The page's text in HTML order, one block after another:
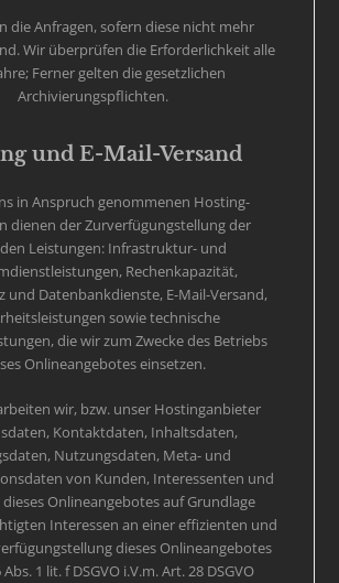
die Anfragen, sofern diese nicht mehr
Wir überprüfen die Erforderlichkeit alle
Ferner gelten die gesetzlichen
Archivierungspflichten.
und E-Mail-Versand
in Anspruch genommenen Hosting-
dienen der Zurverfügungstellung der
Leistungen: Infrastruktur- und
Rechenkapazität,
und Datenbankdienste, E-Mail-Versand,
sowie technische
die wir zum Zwecke des Betriebs
Onlineangebotes einsetzen.
wir, bzw. unser Hostinganbieter
Kontaktdaten, Inhaltsdaten,
Nutzungsdaten, Meta- und
von Kunden, Interessenten und
dieses Onlineangebotes auf Grundlage
Interessen an einer effizienten und
dieses Onlineangebotes
1 lit. f DSGVO i.V.m. Art. 28 DSGVO